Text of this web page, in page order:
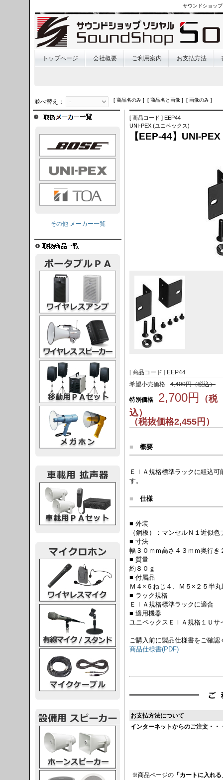
サウンドショッ
トップページ 会社概要 ご利用案内 お支払方法
並べ替え： [ 商品名のみ ] [ 商品名と画像 ] [ 画像のみ ]
[ 商品コード ] EEP44
UNI-PEX (ユニペックス)
【EEP-44】UNI-
[ 商品コード ] EEP44
希望小売価格
4,400円（税込）
特別価格 2,700円 （税
込）
（税抜価格2,455円）
■ 概要
ＥＩＡ規格標準ラックに組込
す。
■ 仕様
■ 外装
（鋼板）：マンセルＮ１近似
■ 寸法
幅３０ｍｍ高さ４３ｍｍ奥行き
■ 質量
約８０ｇ
■ 付属品
Ｍ４×６ねじ４、Ｍ５×２５半
■ ラック規格
ＥＩＡ規格標準ラックに適合
■ 適用機器
ユニペックスＥＩＡ規格１Ｕ
ご購入前に製品仕様書をご確認
商品仕様書(PDF)
お支払方法について
インターネットからのご注文・・
※商品ページの 「カートに入れる
その他 メーカー一覧